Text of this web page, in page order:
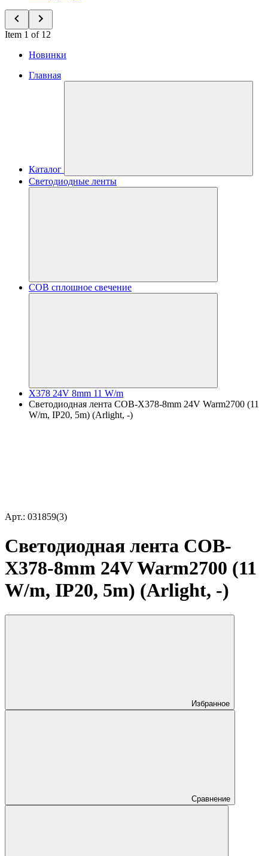
Item 1 of 12
Новинки
Главная
Каталог
Светодиодные ленты
COB сплошное свечение
X378 24V 8mm 11 W/m
Светодиодная лента COB-X378-8mm 24V Warm2700 (11
W/m, IP20, 5m) (Arlight, -)
Арт.: 031859(3)
Светодиодная лента COB-
X378-8mm 24V Warm2700 (11
W/m, IP20, 5m) (Arlight, -)
Избранное
Сравнение